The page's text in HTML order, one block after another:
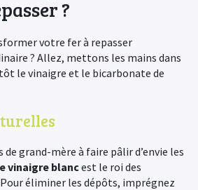
?
votre fer à repasser
? Allez, mettons les mains dans
le vinaigre et le bicarbonate de
de grand-mère à faire pâlir d’envie les
vinaigre blancest le roi des
éliminer les dépôts, imprégnez